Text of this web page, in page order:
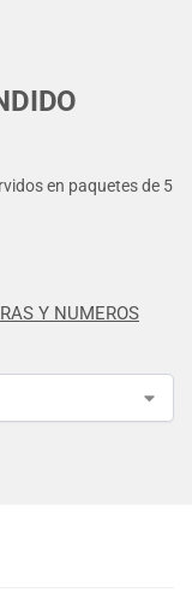
Y NUMEROS
en paquetes de 5